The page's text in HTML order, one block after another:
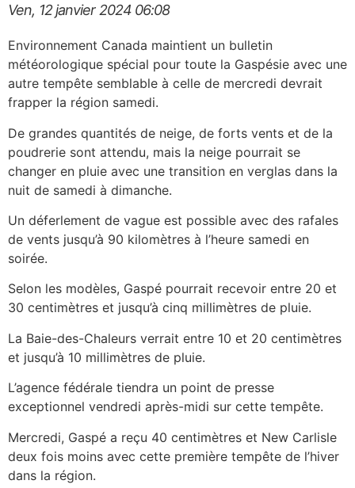
Ven, 12 janvier 2024 06:08
Environnement Canada maintient un bulletin
météorologique spécial pour toute la Gaspésie avec une
autre tempête semblable à celle de mercredi devrait
frapper la région samedi.
De grandes quantités de neige, de forts vents et de la
poudrerie sont attendu, mais la neige pourrait se
changer en pluie avec une transition en verglas dans la
nuit de samedi à dimanche.
Un déferlement de vague est possible avec des rafales
de vents jusqu’à 90 kilomètres à l’heure samedi en
soirée.
Selon les modèles, Gaspé pourrait recevoir entre 20 et
30 centimètres et jusqu’à cinq millimètres de pluie.
La Baie-des-Chaleurs verrait entre 10 et 20 centimètres
et jusqu’à 10 millimètres de pluie.
L’agence fédérale tiendra un point de presse
exceptionnel vendredi après-midi sur cette tempête.
Mercredi, Gaspé a reçu 40 centimètres et New Carlisle
deux fois moins avec cette première tempête de l’hiver
dans la région.